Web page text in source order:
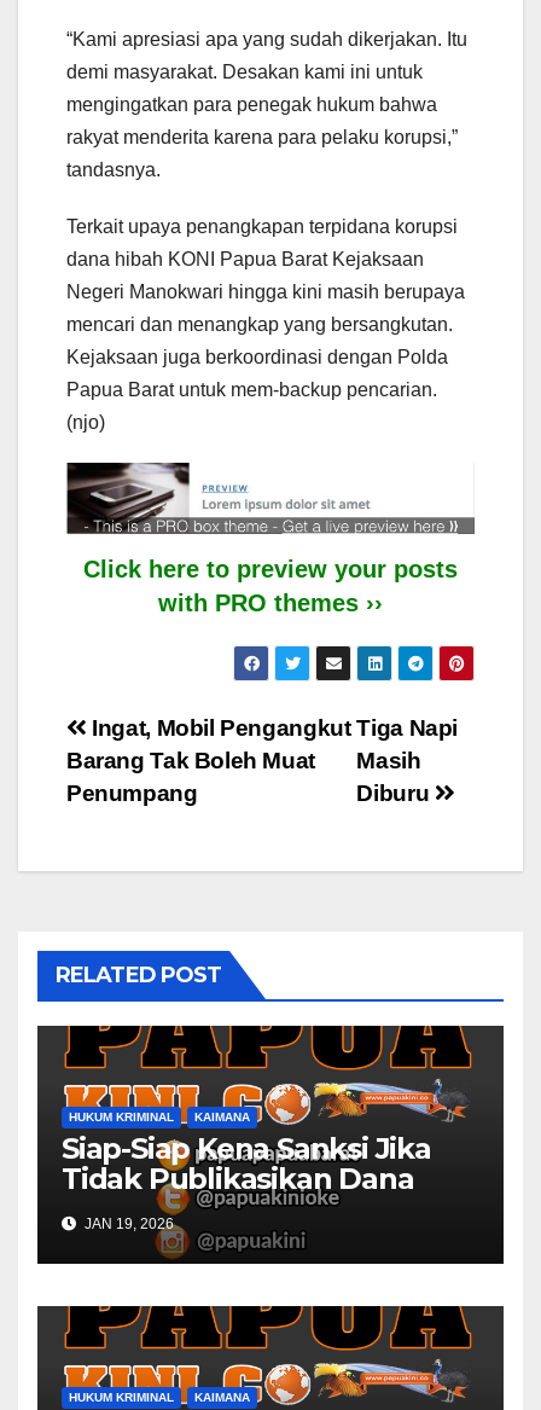
“Kami apresiasi apa yang sudah dikerjakan. Itu
demi masyarakat. Desakan kami ini untuk
mengingatkan para penegak hukum bahwa
rakyat menderita karena para pelaku korupsi,”
tandasnya.
Terkait upaya penangkapan terpidana korupsi
dana hibah KONI Papua Barat Kejaksaan
Negeri Manokwari hingga kini masih berupaya
mencari dan menangkap yang bersangkutan.
Kejaksaan juga berkoordinasi dengan Polda
Papua Barat untuk mem-backup pencarian.
(njo)
Click here to preview your posts
with PRO themes ››
Post
navigation
Tiga Napi
Masih
Diburu
Ingat, Mobil Pengangkut
Barang Tak Boleh Muat
Penumpang
RELATED POST
HUKUM KRIMINAL KAIMANA
Siap-Siap Kena Sanksi Jika
Tidak Publikasikan Dana
Desa
JAN 19, 2026
HUKUM KRIMINAL KAIMANA